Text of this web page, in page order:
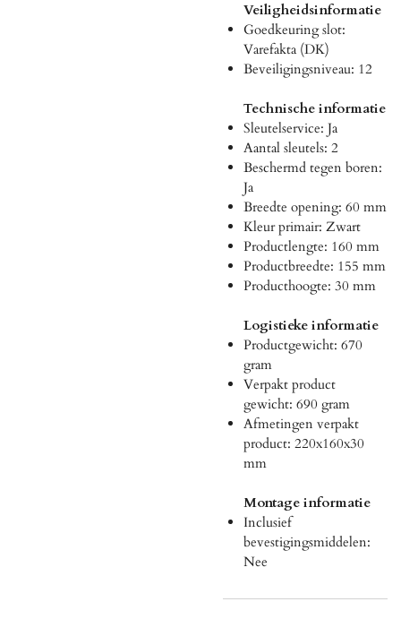
Veiligheidsinformatie
Goedkeuring slot:
Varefakta (DK)
Beveiligingsniveau: 12
Technische informatie
Sleutelservice: Ja
Aantal sleutels: 2
Beschermd tegen boren:
Ja
Breedte opening: 60 mm
Kleur primair: Zwart
Productlengte: 160 mm
Productbreedte: 155 mm
Producthoogte: 30 mm
Logistieke informatie
Productgewicht: 670
gram
Verpakt product
gewicht: 690 gram
Afmetingen verpakt
product: 220x160x30
mm
Montage informatie
Inclusief
bevestigingsmiddelen:
Nee